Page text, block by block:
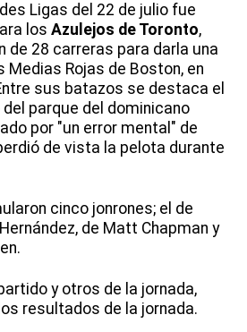
Ligas del 22 de julio fue
los Azulejos de Toronto,
de 28 carreras para darla una
Medias Rojas de Boston, en
sus batazos se destaca el
parque del dominicano
por "un error mental" de
de vista la pelota durante
cinco jonrones; el de
de Matt Chapman y
y otros de la jornada,
resultados de la jornada.